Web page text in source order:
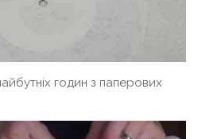
годин з паперових